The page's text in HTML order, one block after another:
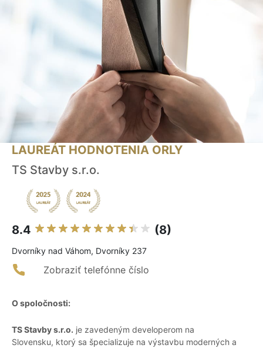
LAUREÁT HODNOTENIA ORLY
TS Stavby s.r.o.
8.4 (8)
Dvorníky nad Váhom, Dvorníky 237
Zobraziť telefónne číslo
O spoločnosti:
TS Stavby s.r.o. je zavedeným developerom na
Slovensku, ktorý sa špecializuje na výstavbu moderných a